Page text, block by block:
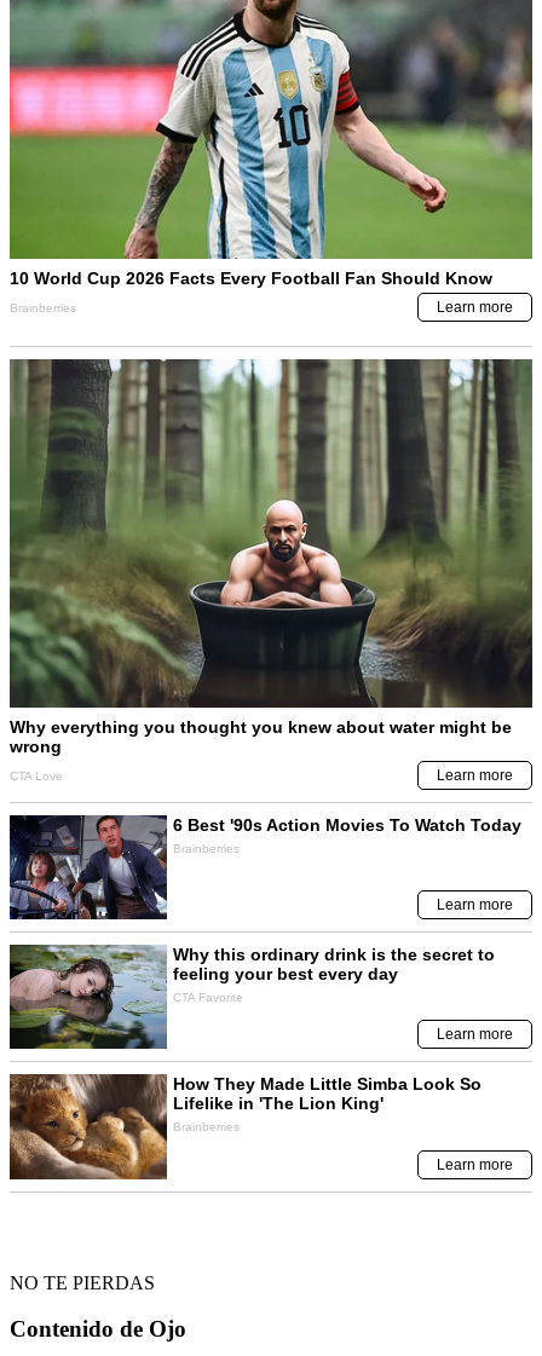
NO TE PIERDAS
Contenido de Ojo